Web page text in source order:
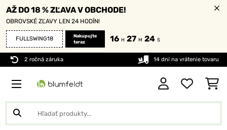
AŽ DO 18 % ZĽAVA V OBCHODE!
OBROVSKÉ ZĽAVY LEN 24 HODÍN!
FULLSWING18
Nakupujte
teraz
16 H 27 M 24 S
2 ročná záruka 14 dní na vrátenie tovaru